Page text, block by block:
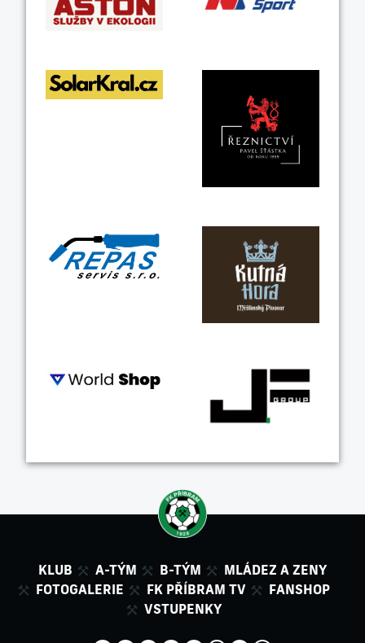
KLUB A-TÝM B-TÝM
MLÁDEZ A ZENY
FOTOGALERIE
FK PŘÍBRAM TV
FANSHOP
VSTUPENKY